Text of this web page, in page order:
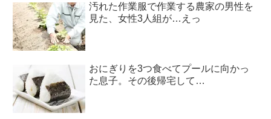
汚れた作業服で作業する農家の男性を
見た、女性3人組が…えっ
おにぎりを3つ食べてプールに向かっ
た息子。その後帰宅して…